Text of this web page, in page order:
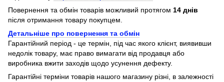
Повернення та обмін товарів можливий протягом 14 днів
після отримання товару покупцем.
Детальніше про повернення та обмін
Гарантійний період - це термін, під час якого клієнт, виявивши
недолік товару, має право вимагати від продавця або
виробника вжити заходів щодо усунення дефекту.
Гарантійні терміни товарів нашого магазину різні, в залежності